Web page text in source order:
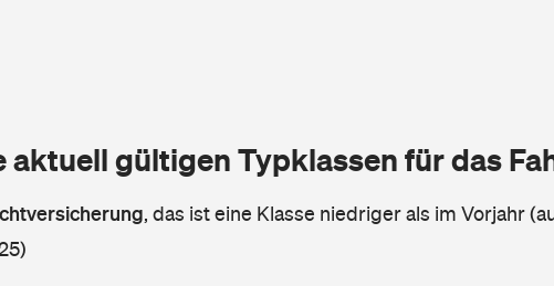
aktuell gültigen Typklassen für das
, das ist eine Klasse niedriger als im Vorjahr